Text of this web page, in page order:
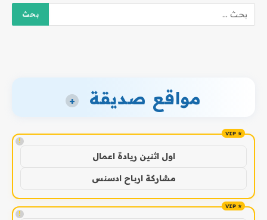
مواقع صديقة +
!
اول اثنين ريادة اعمال
مشاركة ارباح ادسنس
!